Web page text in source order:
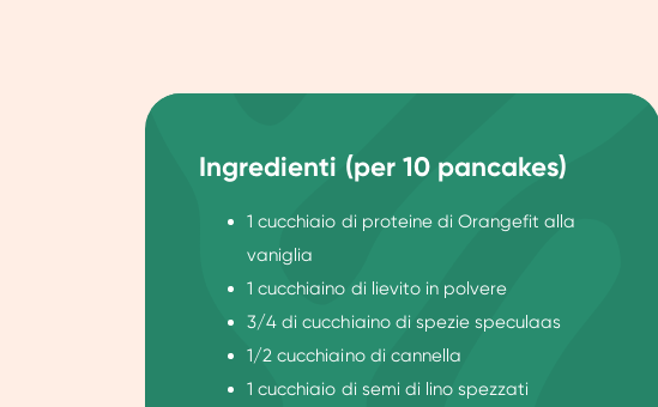
Ingredienti (per 10 pancakes)
1 cucchiaio di proteine di Orangefit alla
vaniglia
1 cucchiaino di lievito in polvere
3/4 di cucchiaino di spezie speculaas
1/2 cucchiaino di cannella
1 cucchiaio di semi di lino spezzati